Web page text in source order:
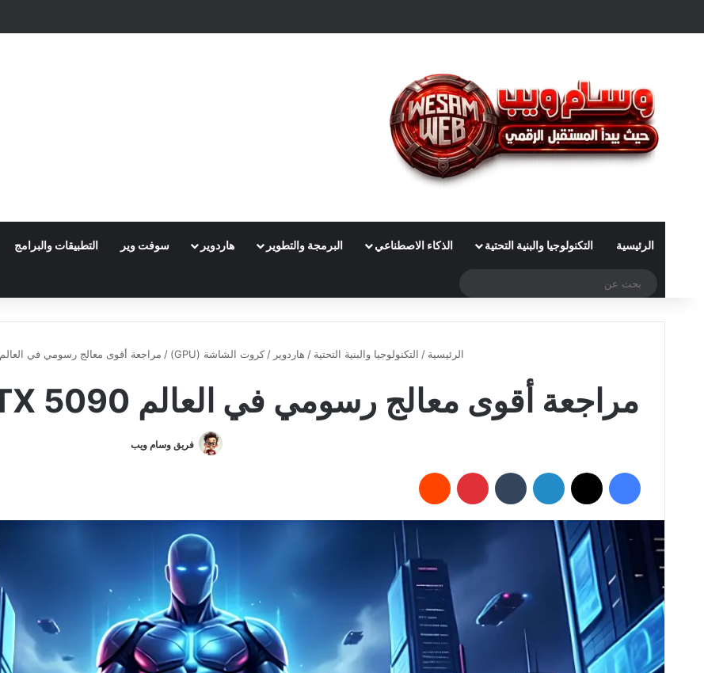
الرئيسية التكنولوجيا والبنية التحتية الذكاء الاصطناعي البرمجة والتطوير هاردوير سوفت وير التطبيقات والبرامج
الرئيسية / التكنولوجيا والبنية التحتية / هاردوير / كروت الشاشة (GPU) / مراجعة أقوى معالج رسومي في العالم NVIDIA GeForce RTX 5090
مراجعة أقوى معالج رسومي في العالم NVIDIA GeForce RTX 5090
فريق وسام ويب
فيسبوك لينكدإن بينتيريست